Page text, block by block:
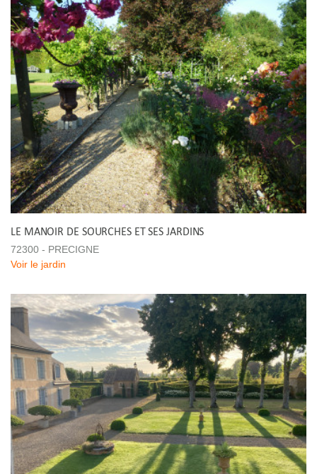
LE MANOIR DE SOURCHES ET SES JARDINS
72300 - PRECIGNE
Voir le jardin